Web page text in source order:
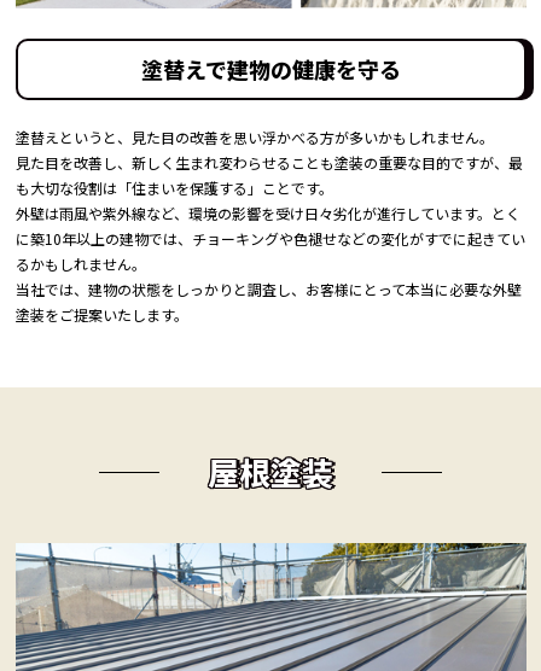
塗替えで建物の健康を守る
塗替えというと、見た目の改善を思い浮かべる方が多いかもしれません。
見た目を改善し、新しく生まれ変わらせることも塗装の重要な目的ですが、最
も大切な役割は「住まいを保護する」ことです。
外壁は雨風や紫外線など、環境の影響を受け日々劣化が進行しています。とく
に築10年以上の建物では、チョーキングや色褪せなどの変化がすでに起きてい
るかもしれません。
当社では、建物の状態をしっかりと調査し、お客様にとって本当に必要な外壁
塗装をご提案いたします。
屋根塗装